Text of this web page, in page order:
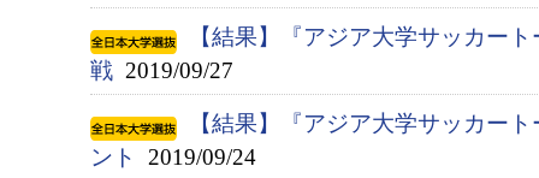
【結果】『アジア大学サッカー
戦 2019/09/27
【結果】『アジア大学サッカー
ント
2019/09/24